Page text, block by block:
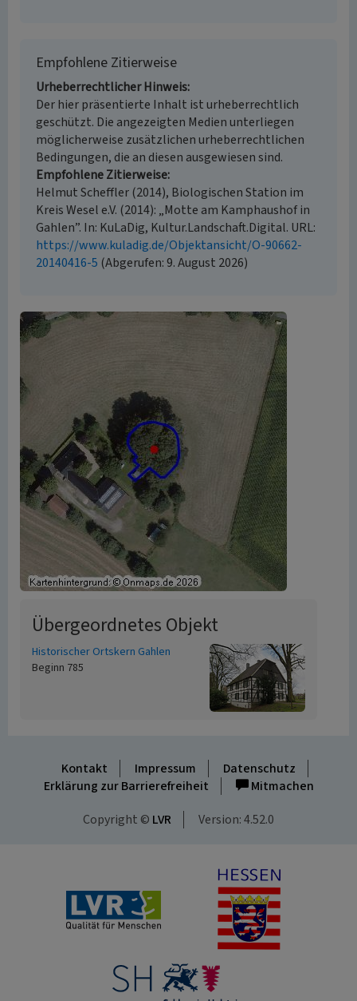
Empfohlene Zitierweise
Urheberrechtlicher Hinweis
Der hier präsentierte Inhalt ist urheberrechtlich
geschützt. Die angezeigten Medien unterliegen
möglicherweise zusätzlichen urheberrechtlichen
Bedingungen, die an diesen ausgewiesen sind.
Empfohlene Zitierweise
Helmut Scheffler (2014), Biologischen Station im
Kreis Wesel e.V. (2014): „Motte am Kamphaushof in
Gahlen”. In: KuLaDig, Kultur.Landschaft.Digital. URL:
https://www.kuladig.de/Objektansicht/O-90662-
20140416-5 (Abgerufen: 9. August 2026)
Übergeordnetes Objekt
Historischer Ortskern Gahlen
Beginn 785
Kontakt Impressum
Datenschutz
Erklärung zur Barrierefreiheit
Mitmachen
Copyright © LVR Version: 4.52.0